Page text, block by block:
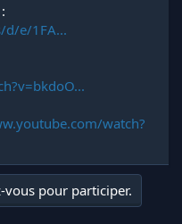
e/1FA...
watch?
pour participer.